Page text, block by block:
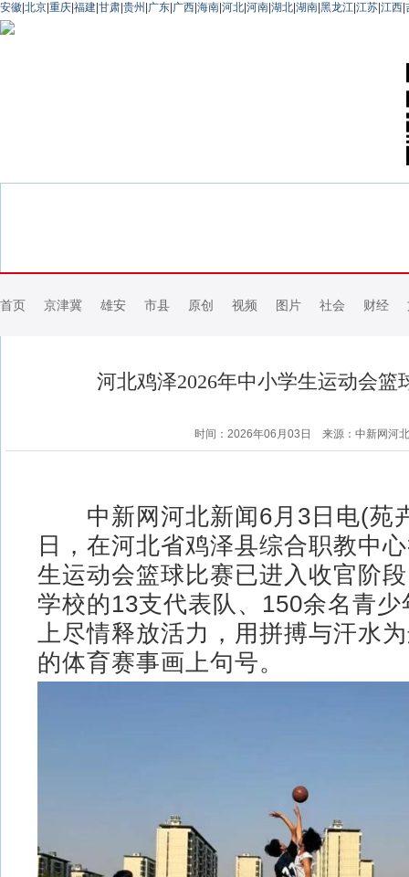
安徽 北京 重庆 福建 甘肃 贵州 广东 广西 海南 河北 河南 湖北 湖南 黑龙江 江苏 江西
首页 京津冀 雄安 市县 原创 视频 图片 社会 财经
河北鸡泽2026年中小学生运动会篮
时间：2026年06月03日 来源：中新网河北
中新网河北新闻6月3日电(苑
日，在河北省鸡泽县综合职教中
生运动会篮球比赛已进入收官阶
学校的13支代表队、150余名青
上尽情释放活力，用拼搏与汗水
的体育赛事画上句号。